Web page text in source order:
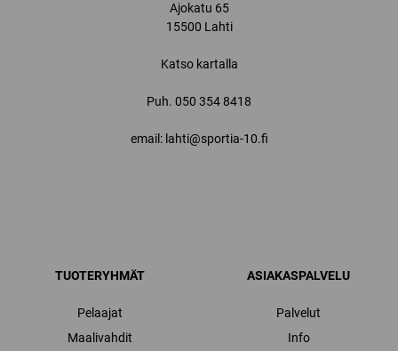
Ajokatu 65
15500 Lahti
Katso kartalla
Puh. 050 354 8418
email: lahti@sportia-10.fi
TUOTERYHMÄT
Pelaajat
Maalivahdit
ASIAKASPALVELU
Palvelut
Info